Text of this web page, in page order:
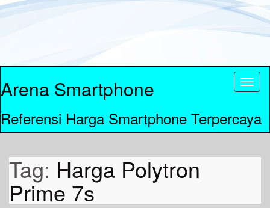
Arena Smartphone
Referensi Harga Smartphone Terpercaya
Tag: Harga Polytron
Prime 7s